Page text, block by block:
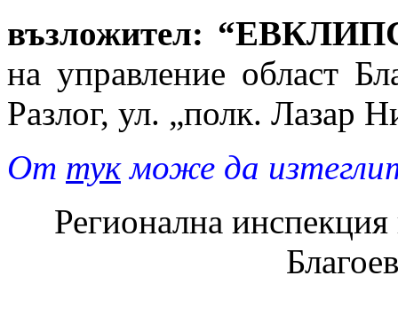
възложител:
на управление област
Разлог, ул. „полк. Лазар
От тукможе да
Регионална